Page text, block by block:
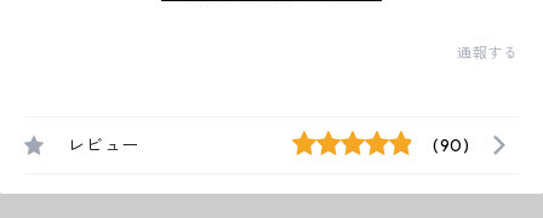
通報する
レビュー (90)